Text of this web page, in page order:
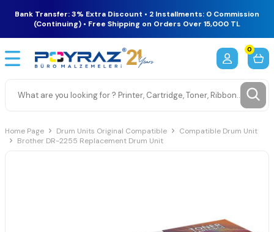
Bank Transfer: 3% Extra Discount • 2 Installments: 0 Commission
(Continuing) • Free Shipping on Orders Over 15,000 TL
0
Home Page Drum Units Original Compatible
Compatible Drum Unit
Brother DR-2255 Replacement Drum Unit